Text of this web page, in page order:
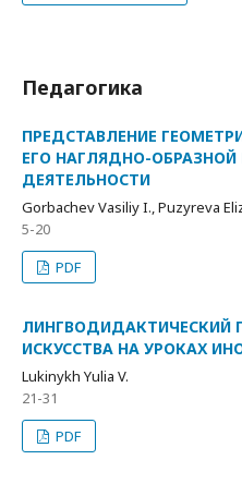
Педагогика
ПРЕДСТАВЛЕНИЕ
ЕГО НАГЛЯДНО-
ДЕЯТЕЛЬНОСТИ
Gorbachev Vasiliy I., Puzyreva
5-20
PDF
ЛИНГВОДИДАКТИЧЕСКИЙ
ИСКУССТВА НА УРОКАХ
Lukinykh Yulia V.
21-31
PDF